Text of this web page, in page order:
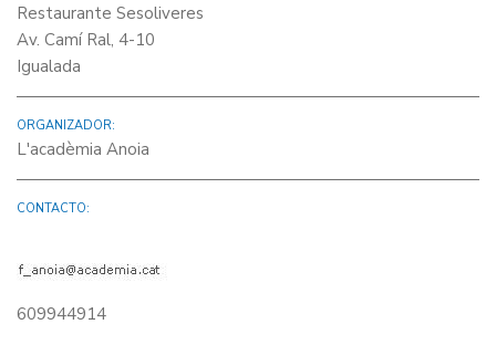
Restaurante Sesoliveres
Av. Camí Ral, 4-10
Igualada
ORGANIZADOR:
L'acadèmia Anoia
CONTACTO:
609944914